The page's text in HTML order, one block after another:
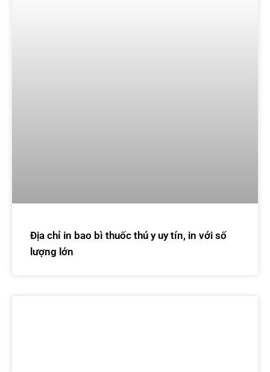
Địa chỉ in bao bì thuốc thú y uy tín, in với số
lượng lớn